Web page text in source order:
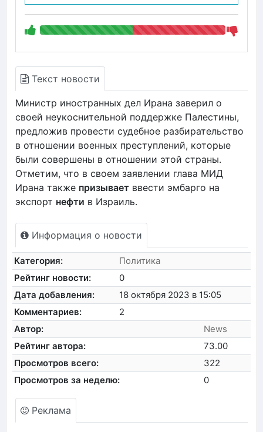
Текст новости
Министр иностранных дел Ирана заверил о
своей неукоснительной поддержке Палестины,
предложив провести судебное разбирательство
в отношении военных преступлений, которые
были совершены в отношении этой страны.
Отметим, что в своем заявлении глава МИД
Ирана также призывает ввести эмбарго на
экспорт нефти в Израиль.
Информация о новости
Категория:
Политика
Рейтинг новости:
0
Дата добавления:
18 октября 2023 в 15:05
Комментариев:
2
Автор:
News
Рейтинг автора:
73.00
Просмотров всего:
322
Просмотров за неделю:
0
Реклама